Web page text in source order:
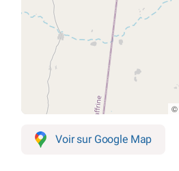
©
Voir sur Google Map